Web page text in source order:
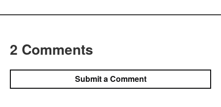
2 Comments
Submit a Comment